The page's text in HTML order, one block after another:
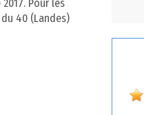
Pour les
40 (Landes)